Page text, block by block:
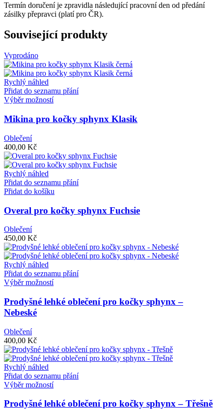
Termín doručení je zpravidla následující pracovní den od předání
zásilky přepravci (platí pro ČR).
Související produkty
Vyprodáno
Rychlý náhled
Přidat do seznamu přání
Výběr možnostíTento
má
více
lze
vybrat
na
stránce
produktu
Mikina pro kočky sphynx Klasik
Oblečení
400,00 Kč
Rychlý náhled
Přidat do seznamu přání
Přidat do košíku
Overal pro kočky sphynx Fuchsie
Oblečení
450,00 Kč
Rychlý náhled
Přidat do seznamu přání
Výběr možnostíTento
má
více
na
stránce
Prodyšné lehké oblečení pro kočky sphynx –
Nebeské
Oblečení
400,00 Kč
Rychlý náhled
Přidat do seznamu přání
Výběr možnostíTento
má
Prodyšné lehké oblečení pro kočky sphynx – Třešně